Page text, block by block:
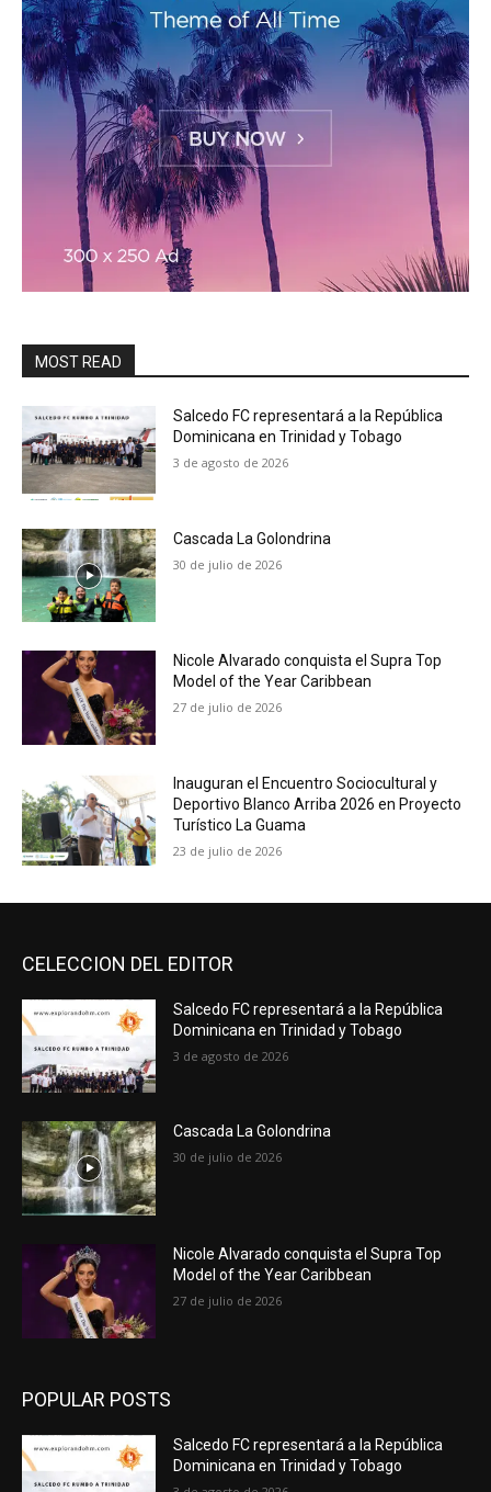
MOST READ
Salcedo FC representará a la República
Dominicana en Trinidad y Tobago
3 de agosto de 2026
Cascada La Golondrina
30 de julio de 2026
Nicole Alvarado conquista el Supra Top
Model of the Year Caribbean
27 de julio de 2026
Inauguran el Encuentro Sociocultural y
Deportivo Blanco Arriba 2026 en Proyecto
Turístico La Guama
23 de julio de 2026
CELECCION DEL EDITOR
Salcedo FC representará a la República
Dominicana en Trinidad y Tobago
3 de agosto de 2026
Cascada La Golondrina
30 de julio de 2026
Nicole Alvarado conquista el Supra Top
Model of the Year Caribbean
27 de julio de 2026
POPULAR POSTS
Salcedo FC representará a la República
Dominicana en Trinidad y Tobago